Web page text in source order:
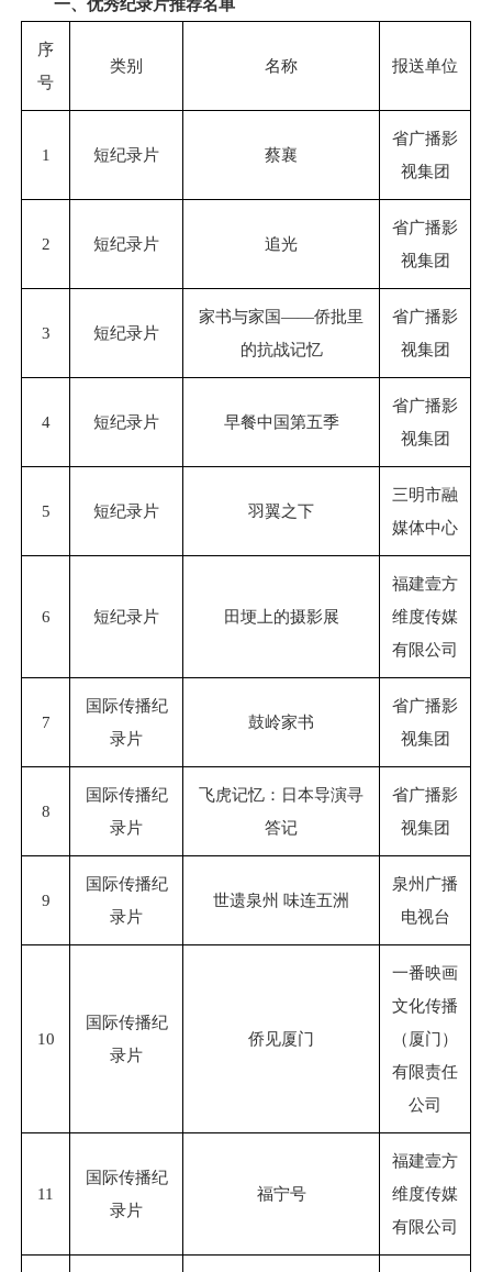
一、优秀纪录片推荐名单
序
号
类别 名称 报送单位
1 短纪录片 蔡襄
省广播影
视集团
2 短纪录片 追光
省广播影
视集团
3 短纪录片
家书与家国——侨批里
的抗战记忆
省广播影
视集团
4 短纪录片 早餐中国第五季
省广播影
视集团
5 短纪录片 羽翼之下
三明市融
媒体中心
6 短纪录片 田埂上的摄影展
福建壹方
维度传媒
有限公司
7
国际传播纪
录片
鼓岭家书
省广播影
视集团
8
国际传播纪
录片
飞虎记忆：日本导演寻
答记
省广播影
视集团
9
国际传播纪
录片
世遗泉州 味连五洲
泉州广播
电视台
10
国际传播纪
录片
侨见厦门
一番映画
文化传播
（厦门）
有限责任
公司
11
国际传播纪
录片
福宁号
福建壹方
维度传媒
有限公司